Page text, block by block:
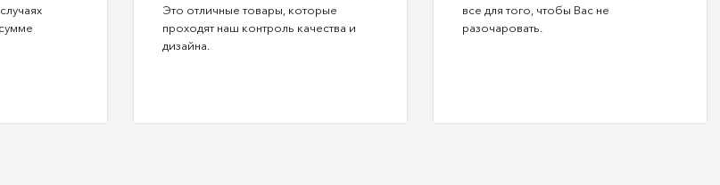
Это отличные товары, которые
проходят наш контроль качества и
дизайна.
все для того, чтобы Вас не
разочаровать.